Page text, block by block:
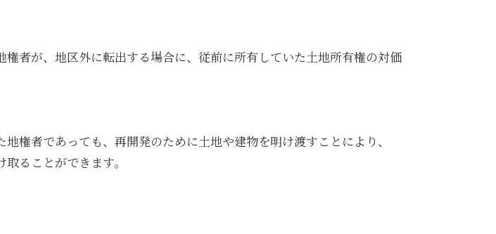
者が、地区外に転出する場合に、従前に所有していた土地所有権の対価
権者であっても、再開発のために土地や建物を明け渡すことにより、
ることができます。